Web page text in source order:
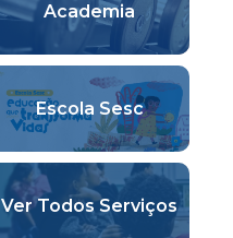
Academia
Escola Sesc
Ver Todos Serviços